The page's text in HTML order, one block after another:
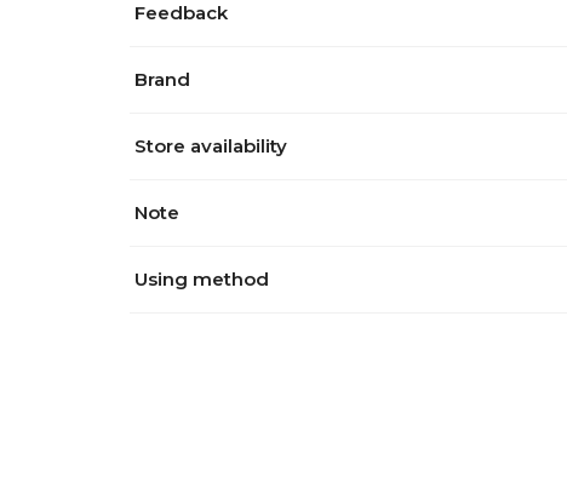
Feedback
Brand
Store availability
Note
Using method